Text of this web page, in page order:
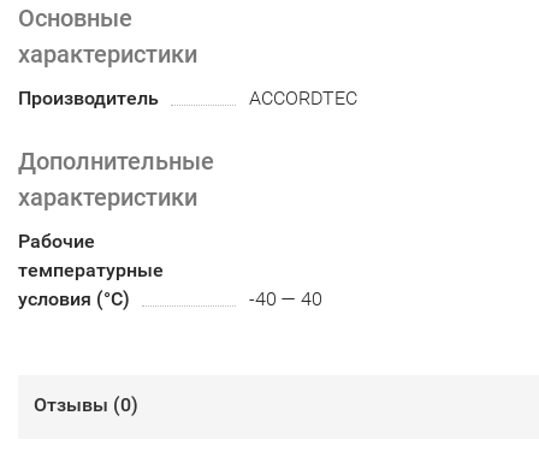
Основные
характеристики
Производитель ACCORDTEC
Дополнительные
характеристики
Рабочие
температурные
условия (°С)
-40 — 40
Отзывы (0)